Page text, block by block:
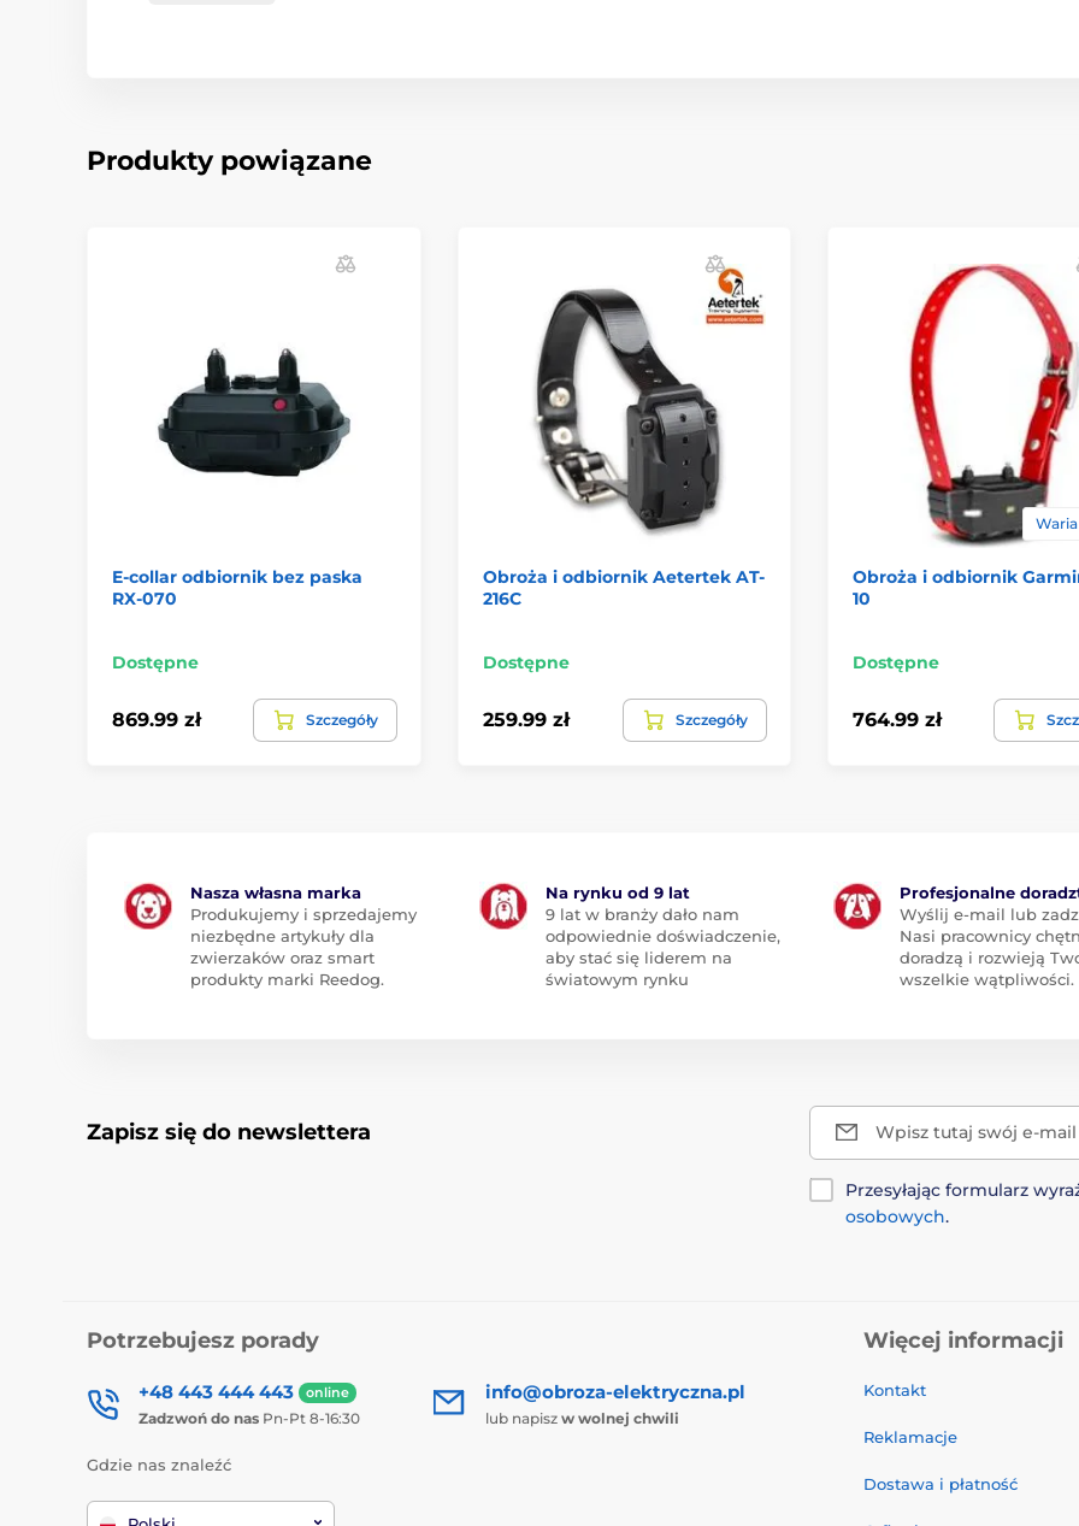
Produkty powiązane
E-collar odbiornik bez paska
RX-070
Dostępne
869.99 zł Szczegóły
Obroża i odbiornik Aetertek AT-
216C
Dostępne
259.99 zł Szczegóły
Obroża i odbiornik
10
Dostępne
764.99 zł
Nasza własna marka
Produkujemy i sprzedajemy
niezbędne artykuły dla
zwierzaków oraz smart
produkty marki Reedog.
Na rynku od 9 lat
9 lat w branży dało nam
odpowiednie doświadczenie,
aby stać się liderem na
światowym rynku
Profesjonalne
Wyślij e-mail lub
Nasi pracownicy
doradzą i rozwieją
wszelkie wątpliwości.
Zapisz się do newslettera Wpisz tutaj swój e-mail
Przesyłając formularz
osobowych.
Potrzebujesz porady
+48 443 444 443 online
Zadzwoń do nas Pn-Pt 8-16:30
info@obroza-elektryczna.pl
lub napisz w wolnej chwili
Gdzie nas znaleźć
Więcej informacji
Kontakt
Reklamacje
Dostawa i płatność